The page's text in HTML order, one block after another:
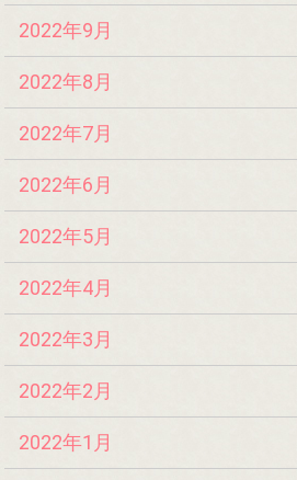
2022年9月
2022年8月
2022年7月
2022年6月
2022年5月
2022年4月
2022年3月
2022年2月
2022年1月